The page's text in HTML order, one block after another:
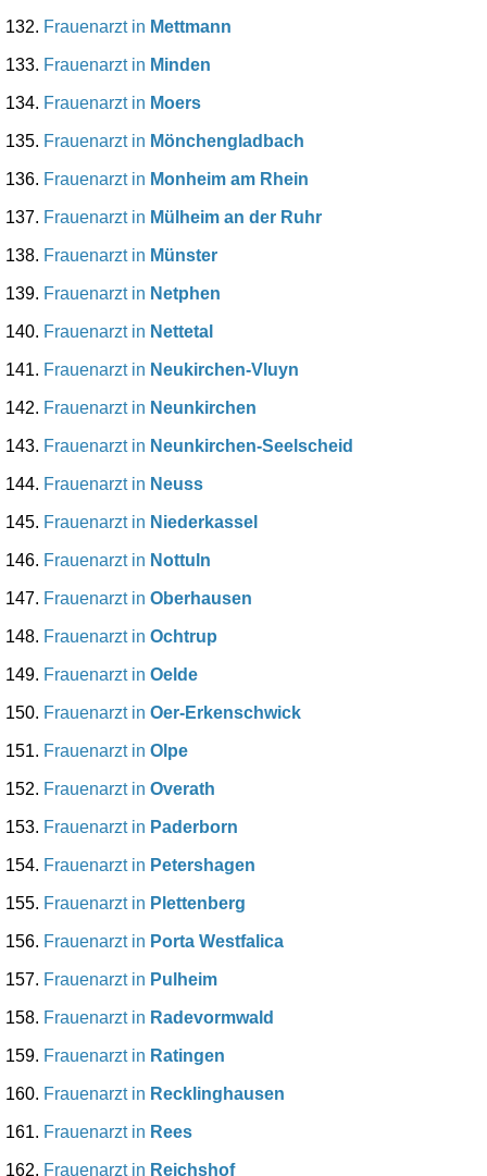
Frauenarzt in Mettmann
Frauenarzt in Minden
Frauenarzt in Moers
Frauenarzt in Mönchengladbach
Frauenarzt in Monheim am Rhein
Frauenarzt in Mülheim an der Ruhr
Frauenarzt in Münster
Frauenarzt in Netphen
Frauenarzt in Nettetal
Frauenarzt in Neukirchen-Vluyn
Frauenarzt in Neunkirchen
Frauenarzt in Neunkirchen-Seelscheid
Frauenarzt in Neuss
Frauenarzt in Niederkassel
Frauenarzt in Nottuln
Frauenarzt in Oberhausen
Frauenarzt in Ochtrup
Frauenarzt in Oelde
Frauenarzt in Oer-Erkenschwick
Frauenarzt in Olpe
Frauenarzt in Overath
Frauenarzt in Paderborn
Frauenarzt in Petershagen
Frauenarzt in Plettenberg
Frauenarzt in Porta Westfalica
Frauenarzt in Pulheim
Frauenarzt in Radevormwald
Frauenarzt in Ratingen
Frauenarzt in Recklinghausen
Frauenarzt in Rees
Frauenarzt in Reichshof